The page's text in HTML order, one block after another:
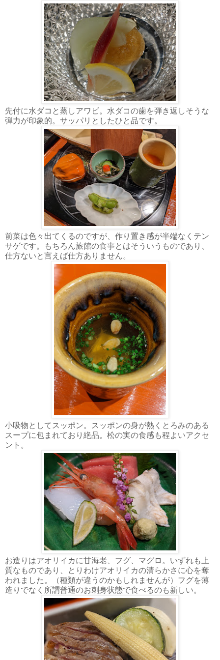
先付に水ダコと蒸しアワビ。水ダコの歯を弾き返しそうな
弾力が印象的。サッパリとしたひと品です。
前菜は色々出てくるのですが、作り置き感が半端なくテン
サゲです。もちろん旅館の食事とはそういうものであり、
仕方ないと言えば仕方ありません。
小吸物としてスッポン。スッポンの身が熱くとろみのある
スープに包まれており絶品。松の実の食感も程よいアクセ
ント。
お造りはアオリイカに甘海老、フグ、マグロ。いずれも上
質なものであり、とりわけアオリイカの清らかさに心を奪
われました。（種類が違うのかもしれませんが）フグを薄
造りでなく所謂普通のお刺身状態で食べるのも新しい。